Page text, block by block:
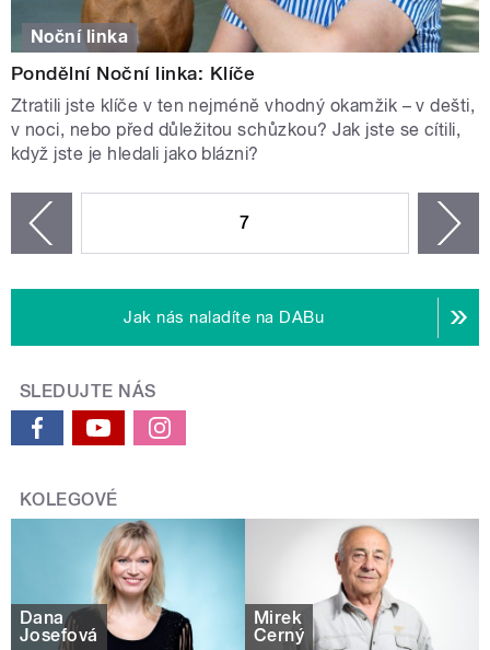
Noční linka
Pondělní Noční linka: Klíče
Ztratili jste klíče v ten nejméně vhodný okamžik – v dešti,
v noci, nebo před důležitou schůzkou? Jak jste se cítili,
když jste je hledali jako blázni?
7
Jak nás naladíte na DABu
SLEDUJTE NÁS
KOLEGOVÉ
Dana
Josefová
Mirek
Černý